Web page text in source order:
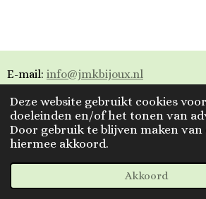
Deze website gebruikt cookies
doeleinden en/of het tonen van
Door gebruik te blijven maken van
hiermee akkoord.
Akkoord
E-mail: info@jmkbijoux.nl
Tiktok: jmkbijoux
Instagram: jmkbijoux.nl
Facebook: Jmkbijoux.nl & Jmk Bijoux
© 2023 - 2026 Jmkbijoux